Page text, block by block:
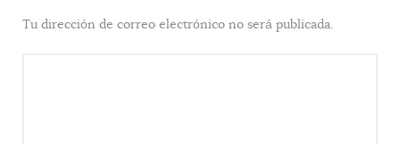
Tu dirección de correo electrónico no será publicada.